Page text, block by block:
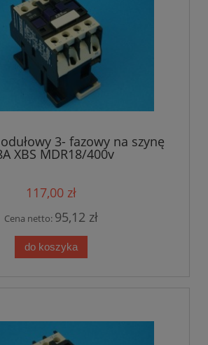
3- fazowy na szynę
XBS MDR18/400v
117,00 zł
Cena netto: 95,12 zł
do koszyka